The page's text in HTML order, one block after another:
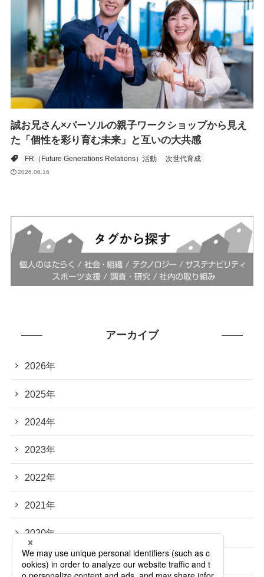
誠お兄さん×パーソルの親子ワークショップから見え
た「個性を彩り育む未来」と互いの大共感
FR（Future Generations Relations）活動 次世代育成
2026.06.16
アーカイブ
2026年
2025年
2024年
2023年
2022年
2021年
2020年
2019年